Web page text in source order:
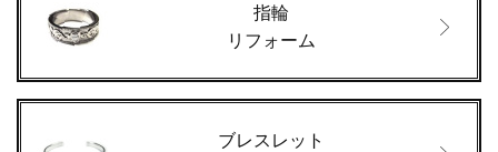
指輪
リフォーム
ブレスレット